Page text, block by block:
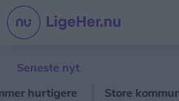
Seneste nyt
hurtigere
Store kommunale